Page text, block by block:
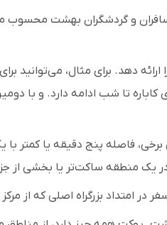
مسافران و گردشگران بهشت
دهد. برای مثال، می‌توانید
تا شب ادامه دارد. و با
فاصله پنج دقیقه یا کمتر
یک منطقه ساکت‌تر یا بخشی از
در امتداد بزرگراه اصلی که